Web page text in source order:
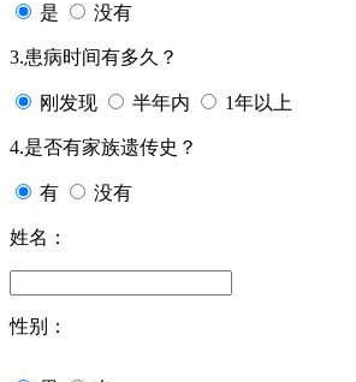
是 没有
3.患病时间有多久？
刚发现 半年内 1年以上
4.是否有家族遗传史？
有 没有
姓名：
性别：